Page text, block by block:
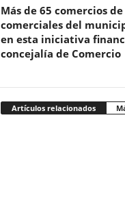
Más de 65 comercios
comerciales del
en esta iniciativa
concejalía de Comercio
Artículos relacionados